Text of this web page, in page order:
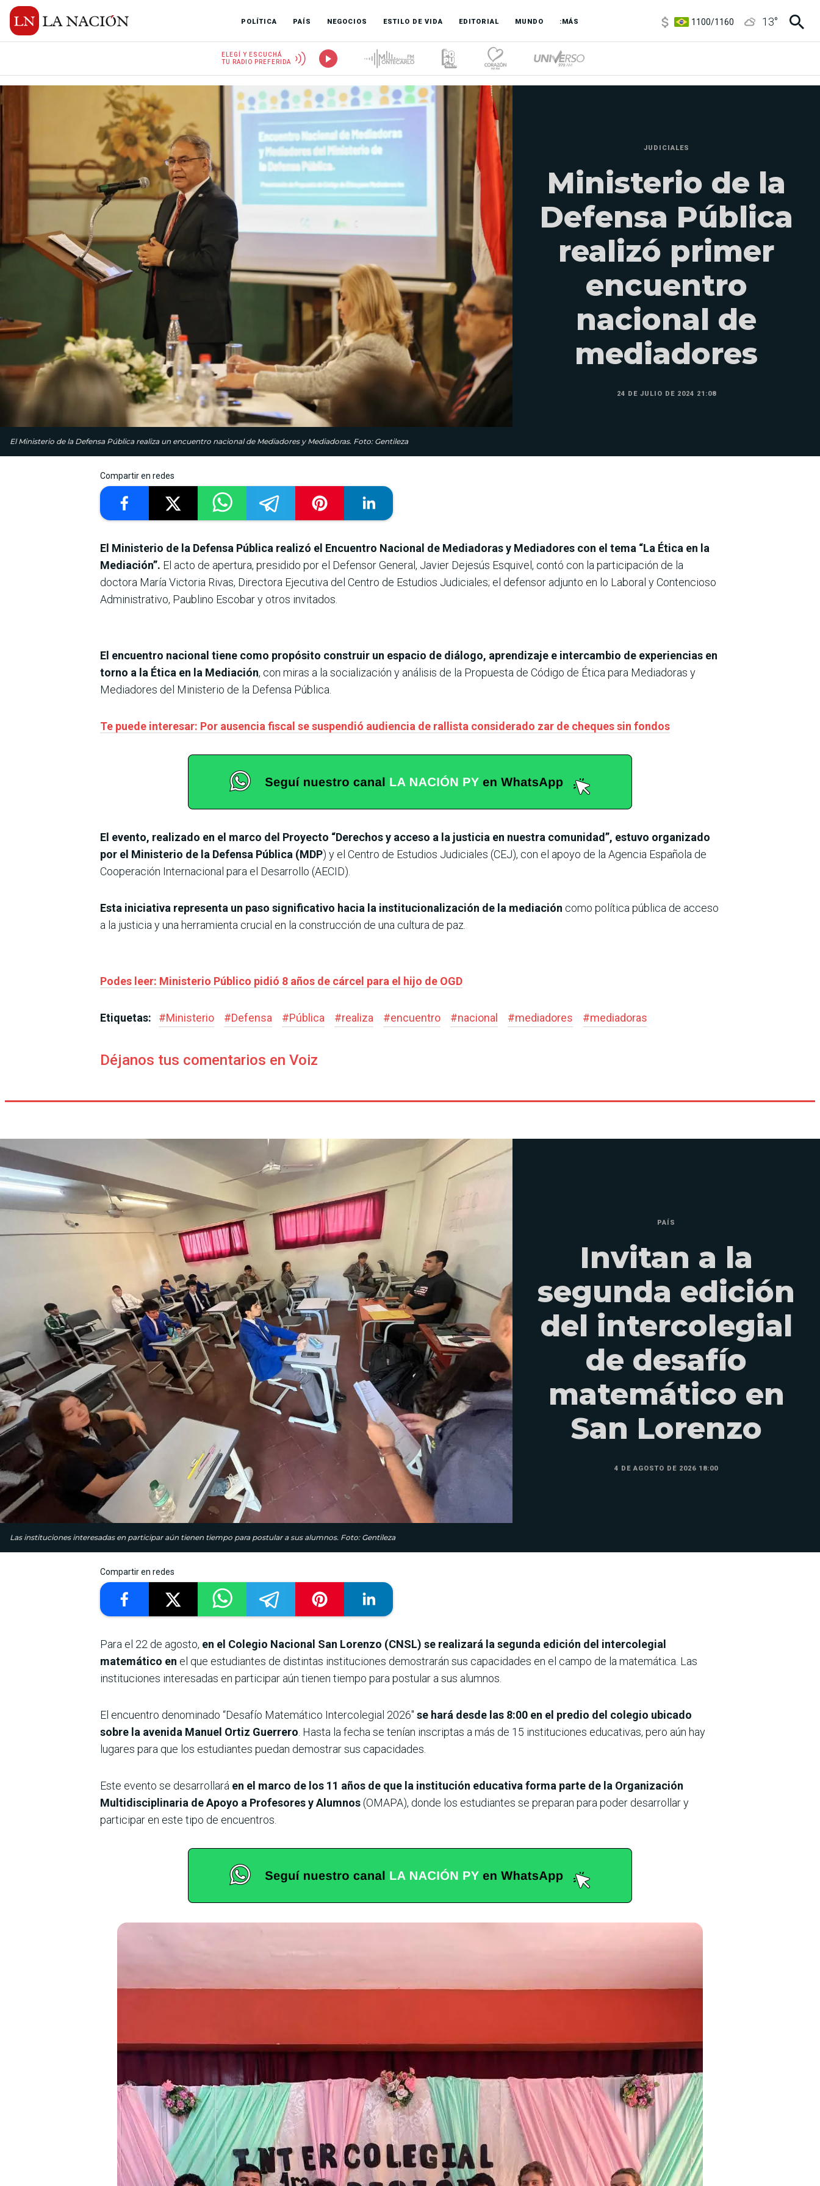
POLÍTICA PAÍS NEGOCIOS ESTILO DE VIDA EDITORIAL MUNDO :MÁS
3,8/4
13°
ELEGÍ Y ESCUCHÁ
TU RADIO PREFERIDA
El Ministerio de la Defensa Pública realiza un encuentro nacional de Mediadores y Mediadoras. Foto: Gentileza
JUDICIALES
Ministerio de la
Defensa Pública
realizó primer
encuentro
nacional de
mediadores
24 DE JULIO DE 2024 21:08
Compartir en redes
El Ministerio de la Defensa Pública realizó el Encuentro Nacional de Mediadoras y Mediadores con el tema “La Ética en la
Mediación”. El acto de apertura, presidido por el Defensor General, Javier Dejesús Esquivel, contó con la participación de la
doctora María Victoria Rivas, Directora Ejecutiva del Centro de Estudios Judiciales; el defensor adjunto en lo Laboral y Contencioso
Administrativo, Paublino Escobar y otros invitados.
El encuentro nacional tiene como propósito construir un espacio de diálogo, aprendizaje e intercambio de experiencias en
torno a la Ética en la Mediación, con miras a la socialización y análisis de la Propuesta de Código de Ética para Mediadoras y
Mediadores del Ministerio de la Defensa Pública.
Te puede interesar: Por ausencia fiscal se suspendió audiencia de rallista considerado zar de cheques sin fondos
El evento, realizado en el marco del Proyecto “Derechos y acceso a la justicia en nuestra comunidad”, estuvo organizado
por el Ministerio de la Defensa Pública (MDP) y el Centro de Estudios Judiciales (CEJ), con el apoyo de la Agencia Española de
Cooperación Internacional para el Desarrollo (AECID).
Esta iniciativa representa un paso significativo hacia la institucionalización de la mediación como política pública de acceso
a la justicia y una herramienta crucial en la construcción de una cultura de paz.
Podes leer: Ministerio Público pidió 8 años de cárcel para el hijo de OGD
Etiquetas: #Ministerio #Defensa #Pública #realiza #encuentro #nacional #mediadores #mediadoras
Déjanos tus comentarios en Voiz
Las instituciones interesadas en participar aún tienen tiempo para postular a sus alumnos. Foto: Gentileza
PAÍS
Invitan a la
segunda edición
del intercolegial
de desafío
matemático en
San Lorenzo
4 DE AGOSTO DE 2026 18:00
Compartir en redes
Para el 22 de agosto, en el Colegio Nacional San Lorenzo (CNSL) se realizará la segunda edición del intercolegial
matemático en el que estudiantes de distintas instituciones demostrarán sus capacidades en el campo de la matemática. Las
instituciones interesadas en participar aún tienen tiempo para postular a sus alumnos.
El encuentro denominado “Desafío Matemático Intercolegial 2026″ se hará desde las 8:00 en el predio del colegio ubicado
sobre la avenida Manuel Ortiz Guerrero . Hasta la fecha se tenían inscriptas a más de 15 instituciones educativas, pero aún hay
lugares para que los estudiantes puedan demostrar sus capacidades.
Este evento se desarrollará en el marco de los 11 años de que la institución educativa forma parte de la Organización
Multidisciplinaria de Apoyo a Profesores y Alumnos(OMAPA), donde los estudiantes se preparan para poder desarrollar y
participar en este tipo de encuentros.